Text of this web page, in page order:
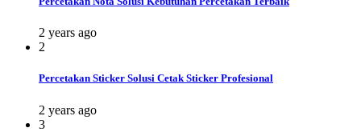
2 years ago
2
Percetakan Sticker Solusi Cetak Sticker Profesional
2 years ago
3